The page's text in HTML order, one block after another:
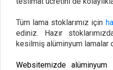
Tüm lama stoklarımız için
ediniz. Hazır
kesilmiş alüminyum lamalar
Websitemizde alüminyum